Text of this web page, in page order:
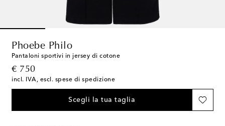
Phoebe Philo
Pantaloni sportivi in jersey di cotone
€ 750
original price
incl. IVA, escl. spese di spedizione
Scegli la tua taglia